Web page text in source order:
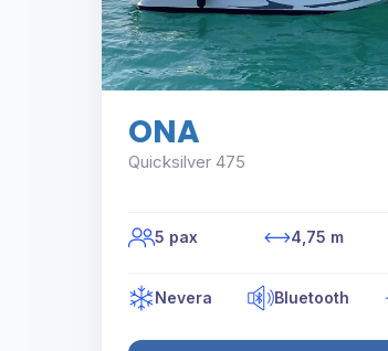
ONA
Quicksilver 475
5 pax 4,75 m
Nevera Bluetooth